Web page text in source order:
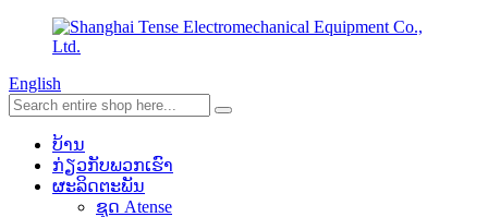
English
ບ້ານ
ກ່ຽວກັບພວກເຮົາ
ຜະລິດຕະພັນ
ຊຸດ Atense